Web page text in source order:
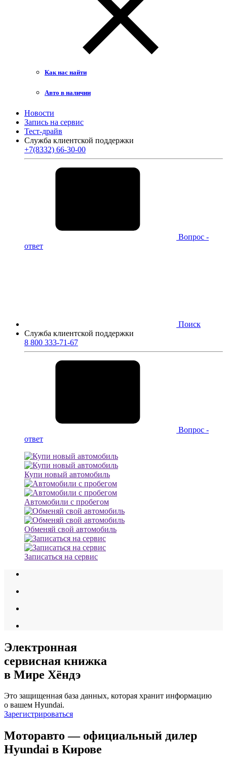
Как нас найти
Авто в наличии
Новости
Запись на сервис
Тест-драйв
Служба клиентской поддержки
+7(8332) 66-30-00
Вопрос -
ответ
Поиск
Служба клиентской поддержки
8 800 333-71-67
Вопрос -
ответ
Купи новый автомобиль
Автомобили с пробегом
Обменяй свой автомобиль
Записаться на сервис
Электронная
сервисная книжка
в Мире Хёндэ
Это защищенная база данных, которая хранит информацию
о вашем Hyundai.
Зарегистрироваться
Моторавто — официальный дилер
Hyundai в Кирове